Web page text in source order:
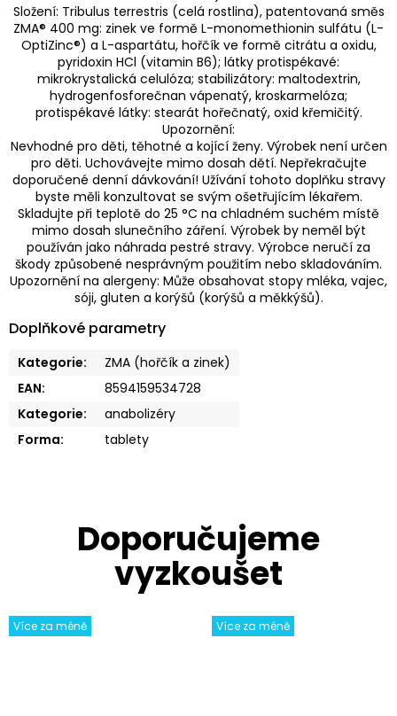
Více za méně Více za méně
Složení: Tribulus terrestris (celá rostlina), patentovaná směs
ZMA® 400 mg: zinek ve formě L-monomethionin sulfátu (L-
OptiZinc®) a L-aspartátu, hořčík ve formě citrátu a oxidu,
pyridoxin HCl (vitamin B6); látky protispékavé:
mikrokrystalická celulóza; stabilizátory: maltodextrin,
hydrogenfosforečnan vápenatý, kroskarmelóza;
protispékavé látky: stearát hořečnatý, oxid křemičitý.
Upozornění:
Nevhodné pro děti, těhotné a kojící ženy. Výrobek není určen
pro děti. Uchovávejte mimo dosah dětí. Nepřekračujte
doporučené denní dávkování! Užívání tohoto doplňku stravy
byste měli konzultovat se svým ošetřujícím lékařem.
Skladujte při teplotě do 25 °C na chladném suchém místě
mimo dosah slunečního záření. Výrobek by neměl být
používán jako náhrada pestré stravy. Výrobce neručí za
škody způsobené nesprávným použitím nebo skladováním.
Upozornění na alergeny: Může obsahovat stopy mléka, vajec,
sóji, gluten a korýšů (korýšů a měkkýšů).
Doplňkové parametry
Kategorie:
ZMA (hořčík a zinek)
EAN:
8594159534728
Kategorie:
anabolizéry
Forma: tablety